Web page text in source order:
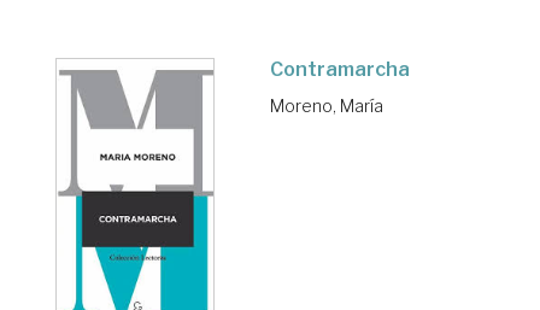
Contramarcha
Moreno, María